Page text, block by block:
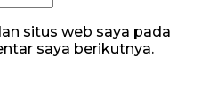
situs web saya pada
saya berikutnya.